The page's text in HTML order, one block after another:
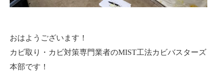
おはようございます！
カビ取り・カビ対策専門業者のMIST工法カビバスターズ
本部です！